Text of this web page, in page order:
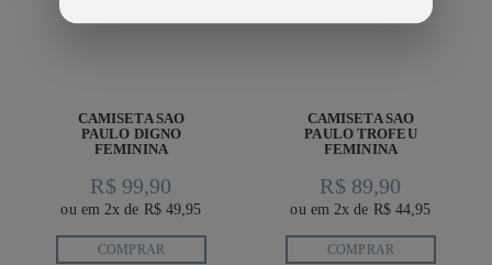
CAMISETA SAO
PAULO DIGNO
FEMININA
R$ 99,90
ou em 2x de R$ 49,95
COMPRAR
CAMISETA SAO
PAULO TROFEU
FEMININA
R$ 89,90
ou em 2x de R$ 44,95
COMPRAR